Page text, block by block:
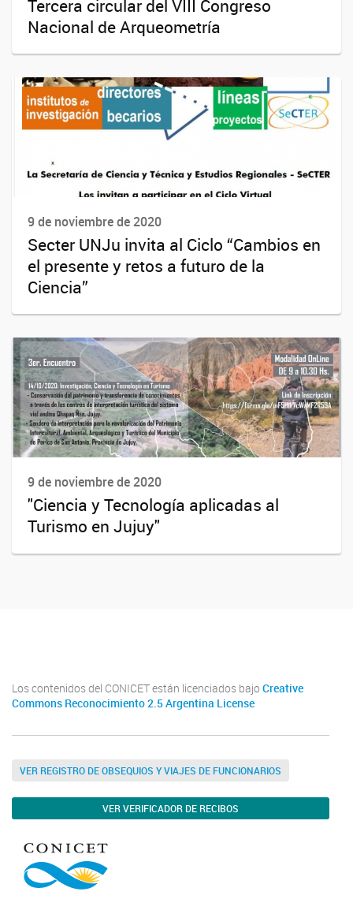
Tercera circular del VIII Congreso
Nacional de Arqueometría
9 de noviembre de 2020
Secter UNJu invita al Ciclo “Cambios en
el presente y retos a futuro de la
Ciencia”
9 de noviembre de 2020
"Ciencia y Tecnología aplicadas al
Turismo en Jujuy"
Los contenidos del CONICET están licenciados bajo Creative
Commons Reconocimiento 2.5 Argentina License
VER REGISTRO DE OBSEQUIOS Y VIAJES DE FUNCIONARIOS
VER VERIFICADOR DE RECIBOS